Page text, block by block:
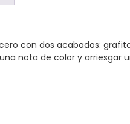
con dos acabados:
nota de color y arriesgar